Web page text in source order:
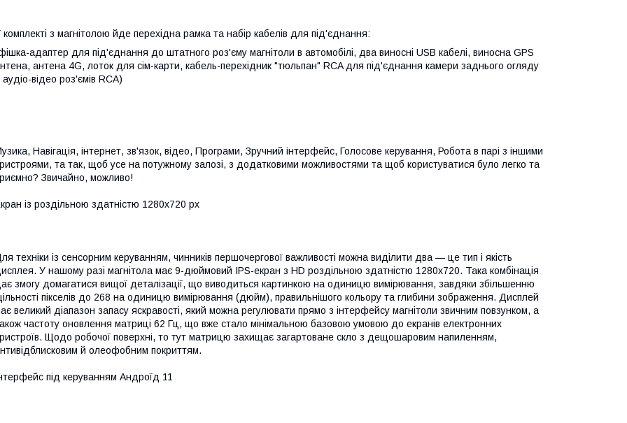
комплекті з магнітолою йде перехідна рамка та набір кабелів для під'єднання:
адаптер для під'єднання до штатного роз'єму магнітоли в автомобілі, два виносні USB кабелі, виносна GPS
антена 4G, лоток для сім-карти, кабель-перехідник "тюльпан" RCA для під'єднання камери заднього огляду
аудіо-відео роз'ємів RCA)
Навігація, інтернет, зв'язок, відео, Програми, Зручний інтерфейс, Голосове керування, Робота в парі з іншими
та так, щоб усе на потужному залозі, з додатковими можливостями та щоб користуватися було легко та
Звичайно, можливо!
із роздільною здатністю 1280х720 рх
техніки із сенсорним керуванням, чинників першочергової важливості можна виділити два — це тип і якість
У нашому разі магнітола має 9-дюймовий IPS-екран з HD роздільною здатністю 1280х720. Така комбінація
змогу домагатися вищої деталізації, що виводиться картинкою на одиницю вимірювання, завдяки збільшенню
пікселів до 268 на одиницю вимірювання (дюйм), правильнішого кольору та глибини зображення. Дисплей
великий діапазон запасу яскравості, який можна регулювати прямо з інтерфейсу магнітоли звичним повзунком, а
частоту оновлення матриці 62 Гц, що вже стало мінімальною базовою умовою до екранів електронних
Щодо робочої поверхні, то тут матрицю захищає загартоване скло з дещошаровим напиленням,
й олеофобним покриттям.
під керуванням Андроїд 11